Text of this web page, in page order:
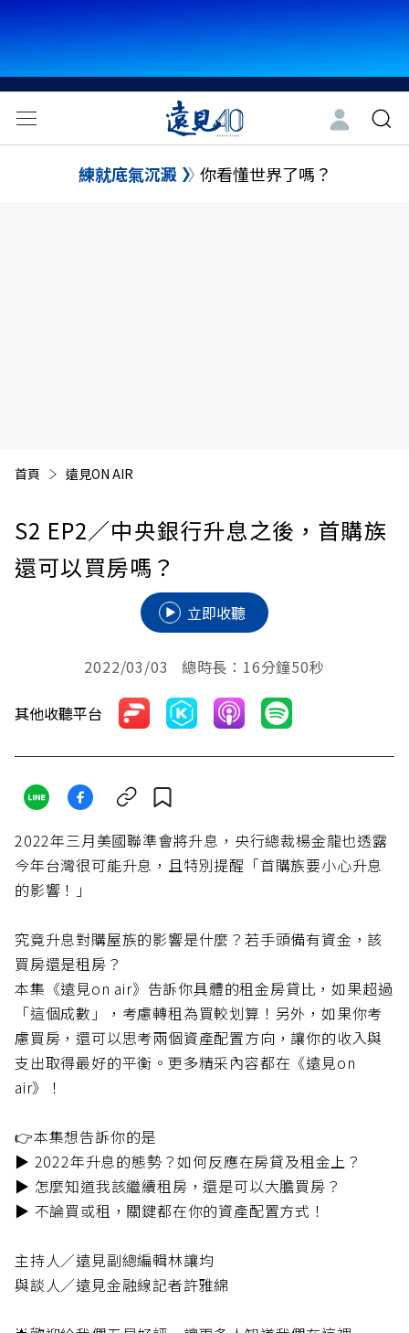
練就底氣沉澱 你看懂世界了嗎？
首頁 遠見ON AIR
S2 EP2／中央銀行升息之後，首購族
還可以買房嗎？
立即收聽
2022/03/03 總時長：16分鐘50秒
其他收聽平台
2022年三月美國聯準會將升息，央行總裁楊金龍也透露
今年台灣很可能升息，且特別提醒「首購族要小心升息
的影響！」
究竟升息對購屋族的影響是什麼？若手頭備有資金，該
買房還是租房？
本集《遠見on air》告訴你具體的租金房貸比，如果超過
「這個成數」，考慮轉租為買較划算！另外，如果你考
慮買房，還可以思考兩個資產配置方向，讓你的收入與
支出取得最好的平衡。更多精采內容都在《遠見on
air》！
👉本集想告訴你的是
▶️ 2022年升息的態勢？如何反應在房貸及租金上？
️▶️ 怎麼知道我該繼續租房，還是可以大膽買房？
▶️ 不論買或租，關鍵都在你的資產配置方式！
主持人／遠見副總編輯林讓均
與談人／遠見金融線記者許雅綿